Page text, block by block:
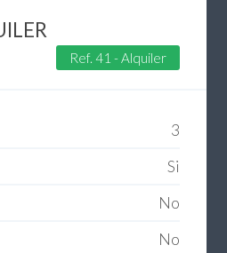
Ref. 41 - Alquiler
3
Si
No
No